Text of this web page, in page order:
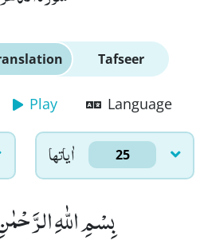
Tafseer
Play Language
اٰياتها 25
بِسْمِ اللّٰهِ